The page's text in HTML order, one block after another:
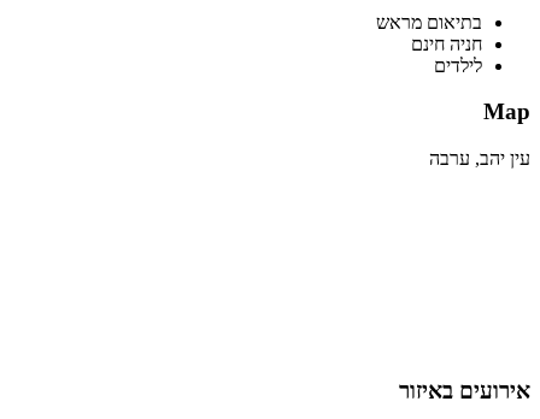
בתיאום מראש
חניה חינם
לילדים
Map
עין יהב, ערבה
אירועים באיזור